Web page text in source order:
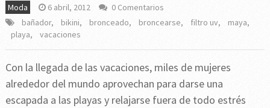
Moda 6 abril, 2012
0 Comentarios
bañador, bikini, bronceado, broncearse, filtro uv, maya,
playa, vacaciones
Con la llegada de las vacaciones, miles de mujeres
alrededor del mundo aprovechan para darse una
escapada a las playas y relajarse fuera de todo estrés